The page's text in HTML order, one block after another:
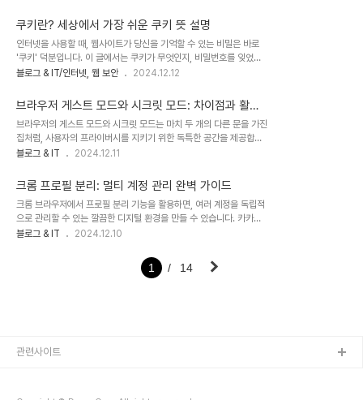
reCAPTCHA가 생길까요?reCAPTCHA를 줄이려면 어떻게 해야
할까요?결론reCAPTCHA란 무엇인가요?리캡차(reCAPTCHA)는
사람인지, 로봇인지 확인하는 작은 테스트예요. 예를 들어, 마법 같은
문이 하나 있다고 상상해 봐요. 나쁜 로봇들은 그 문을 통과해 나쁜 일
을 하려 하지만, 문지기(reCAPTCHA)가 사람만 통과할 수 있도록
다."를 체크하면, 리캡..
쿠키란? 세상에서 가장 쉬운 쿠키 뜻 설명
인터넷을 사용할 때, 웹사이트가 당신을 기억할 수 있는 비밀은 바로
'쿠키' 덕분입니다. 이 글에서는 쿠키가 무엇인지, 비밀번호를 잊었을
때 대처 방법도 함께 알아보겠습니다.목차쿠키란 무엇인가요?비밀번
가 동네 빵집에 가서 초코칩 쿠키를 좋아한다고 말했어.빵집 아저씨가
너를 기억하려고 메모를 적어둬.👉 "이 아이는 초코칩 쿠키를 좋아
함!"다음에 빵집에 가면, 아저씨는 "초코칩 쿠키 먹고 싶지?" 하고 바
로 네가 좋아하는 걸 꺼내줘!👉 인터넷에서도 똑같아!쿠키가 하는 일:
네가 좋아하는 것(예: 로그인 정보, 선호 언어)을 기억해줘.네가 전에
물건).쿠키는 왜 필요할까?만약 ..
블로그 & IT/인터넷, 웹 보안 2024.12.12
브라우저 게스트 모드와 시크릿 모드: 차이점과 활용
가이드
브라우저의 게스트 모드와 시크릿 모드는 마치 두 개의 다른 문을 가진
집처럼, 사용자의 프라이버시를 지키기 위한 독특한 공간을 제공합니
다. 각각의 문을 열고 그 비밀을 알아볼까요?목차게스트 모드와 시크
용 사례결론: 어떤 모드를 선택할 것인가?게스트 모드와 시크릿 모드
란 무엇인가?브라우저에서 제공하는 게스트 모드(게스트 프로필)와
시크릿 모드는 사용자의 브라우징 경험을 안전하게 보호하기 위한 기
능입니다. 하지만 두 모드는 각각의 목적과 특징을 가지고 있습니다.게
스트 모드: 공용 컴퓨터에서 임시 사용자로 안전하게 브라우징 할 수
쿠키, 세션 데이터를 남기지 않는 모드.목차로..
블로그 & IT 2024.12.11
크롬 프로필 분리: 멀티 계정 관리 완벽 가이드
크롬 브라우저에서 프로필 분리 기능을 활용하면, 여러 계정을 독립적
으로 관리할 수 있는 깔끔한 디지털 환경을 만들 수 있습니다. 카카오
계정의 멀티 접속이 가능하고, 업무, 개인, 가족용 계정을 각각의 서랍
필 분리의 장점크롬 프로필 추가 및 설정 방법프로필 분리의 활용 사례
정리프로필 분리란 무엇인가?크롬 브라우저의 프로필 분리는 여러 계
블로그 & IT 2024.12.10
1 14
관련사이트